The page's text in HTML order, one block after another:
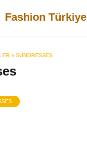
Fashion Türkiye
» SUNDRESSES